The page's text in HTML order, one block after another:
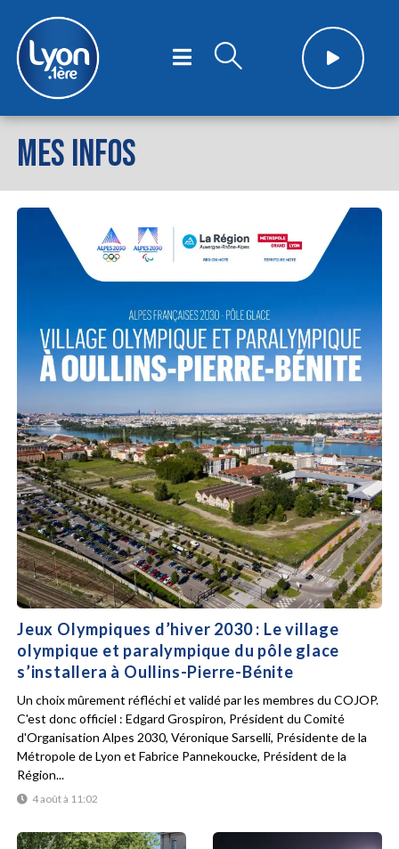
MES INFOS
Jeux Olympiques d’hiver 2030 : Le village
olympique et paralympique du pôle glace
s’installera à Oullins-Pierre-Bénite
4 août à 11:02
Un choix mûrement réfléchi et validé par les membres du COJOP.
C'est donc officiel : Edgard Grospiron, Président du Comité
d'Organisation Alpes 2030, Véronique Sarselli, Présidente de la
Métropole de Lyon et Fabrice Pannekoucke, Président de la
Région...